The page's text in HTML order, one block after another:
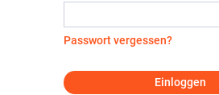
Passwort vergessen?
Einloggen